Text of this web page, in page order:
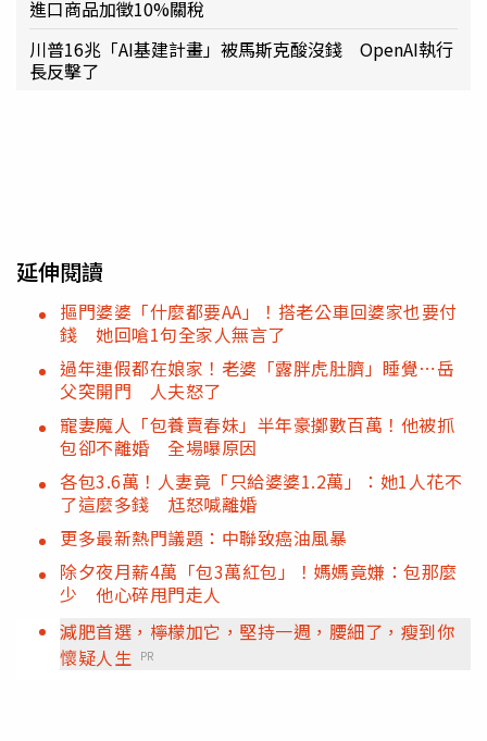
進口商品加徵10%關稅
川普16兆「AI基建計畫」被馬斯克酸沒錢 OpenAI執行
長反擊了
延伸閱讀
摳門婆婆「什麼都要AA」！搭老公車回婆家也要付
錢 她回嗆1句全家人無言了
過年連假都在娘家！老婆「露胖虎肚臍」睡覺⋯岳
父突開門 人夫怒了
寵妻魔人「包養賣春妹」半年豪擲數百萬！他被抓
包卻不離婚 全場曝原因
各包3.6萬！人妻竟「只給婆婆1.2萬」：她1人花不
了這麼多錢 尪怒喊離婚
更多最新熱門議題：中聯致癌油風暴
除夕夜月薪4萬「包3萬紅包」！媽媽竟嫌：包那麼
少 他心碎甩門走人
減肥首選，檸檬加它，堅持一週，腰細了，瘦到你
懷疑人生 PR